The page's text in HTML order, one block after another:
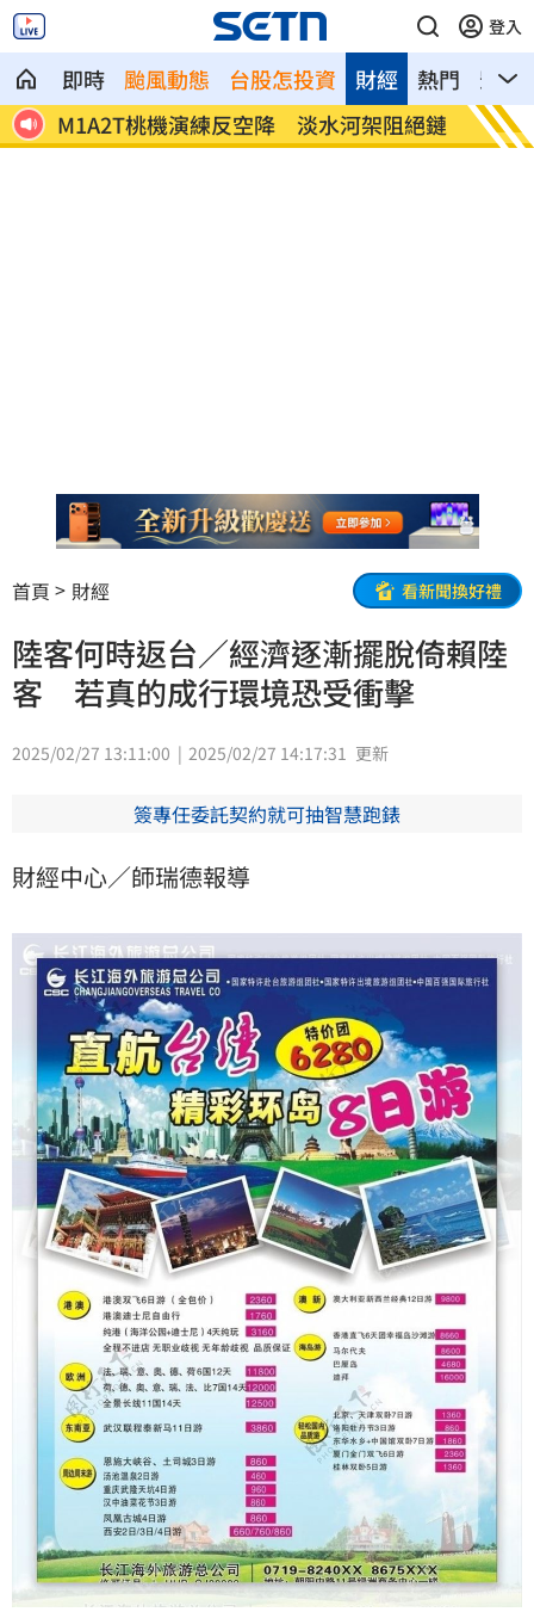
登入
即時 颱風動態 台股怎投資 熱門 影音
財經
訊
M1A2T桃機演練反空降 淡水河架阻絕鏈
白海
錄
首頁 財經 看新聞換好禮
陸客何時返台／經濟逐漸擺脫倚賴陸
客 若真的成行環境恐受衝擊
2025/02/27 13:11:00 2025/02/27 14:17:31 更新
簽專任委託契約就可抽智慧跑錶
財經中心／師瑞德報導